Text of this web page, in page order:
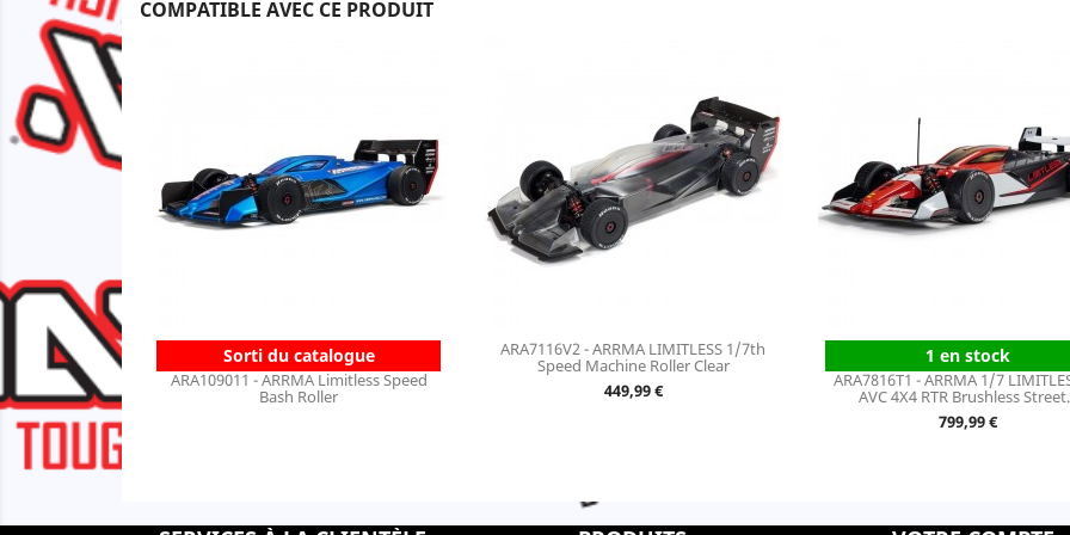
COMPATIBLE AVEC CE PRODUIT
Sorti du catalogue
ARA109011 - ARRMA Limitless Speed
Bash Roller
ARA7116V2 - ARRMA LIMITLESS 1/7th
Speed Machine Roller Clear
Prix
449,99 €
1 en stock
ARA7816T1 - ARRMA 1/7
AVC 4X4 RTR Brushless
Prix
799,99 €